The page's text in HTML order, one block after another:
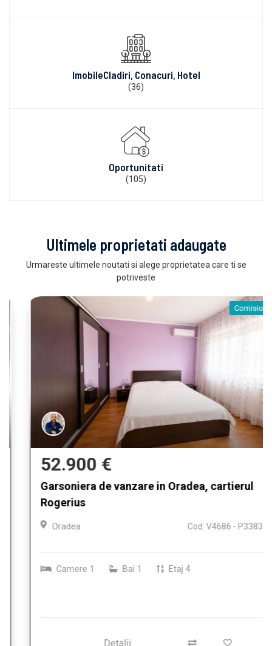
ImobileCladiri, Conacuri, Hotel
(36)
Oportunitati
(105)
Ultimele proprietati adaugate
Urmareste ultimele noutati si alege proprietatea care ti se
potriveste
Comision 0
52.900 €
Garsoniera de vanzare in Oradea, cartierul
Rogerius
Oradea Cod: V4686 - P3383
Camere 1 Bai 1 Etaj
Detalii